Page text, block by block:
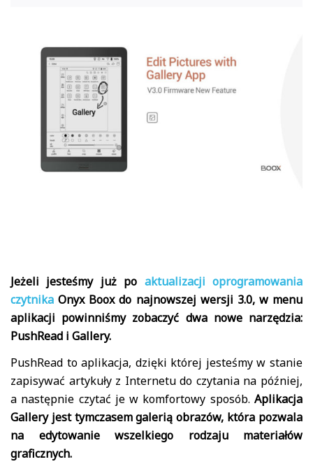
Jeżeli jesteśmy już po aktualizacji oprogramowania
czytnika Onyx Boox do najnowszej wersji 3.0, w menu
aplikacji powinniśmy zobaczyć dwa nowe narzędzia:
PushRead i Gallery.
PushRead to aplikacja, dzięki której jesteśmy w stanie
zapisywać artykuły z Internetu do czytania na później,
a następnie czytać je w komfortowy sposób. Aplikacja
Gallery jest tymczasem galerią obrazów, która pozwala
na edytowanie wszelkiego rodzaju materiałów
graficznych.